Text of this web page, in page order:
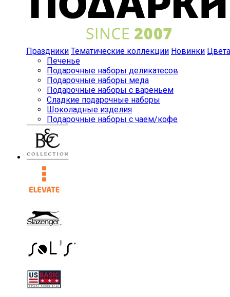
Праздники Тематические коллекции Новинки Цвета
Печенье
Подарочные наборы деликатесов
Подарочные наборы меда
Подарочные наборы с вареньем
Сладкие подарочные наборы
Шоколадные изделия
Подарочные наборы с чаем/кофе